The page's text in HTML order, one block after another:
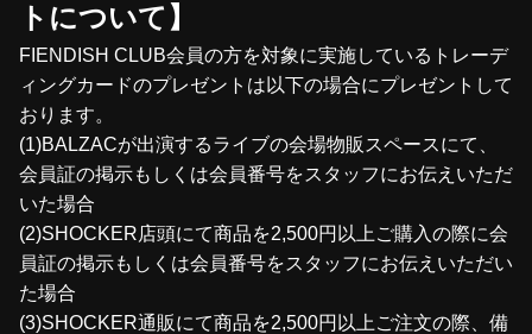
トについて】
FIENDISH CLUB会員の方を対象に実施しているトレーデ
ィングカードのプレゼントは以下の場合にプレゼントして
おります。
(1)BALZACが出演するライブの会場物販スペースにて、
会員証の掲示もしくは会員番号をスタッフにお伝えいただ
いた場合
(2)SHOCKER店頭にて商品を2,500円以上ご購入の際に会
員証の掲示もしくは会員番号をスタッフにお伝えいただい
た場合
(3)SHOCKER通販にて商品を2,500円以上ご注文の際、備